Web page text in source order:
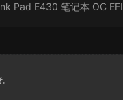
Pad E430 笔记本 OC EFI